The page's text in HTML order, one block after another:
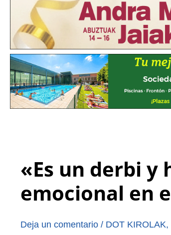
«Es un derbi y
emocional en
Deja un comentario / DOT KIROLAK,